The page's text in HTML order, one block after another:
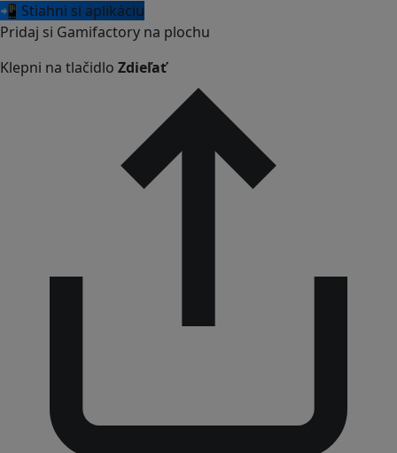
📲 Stiahni si aplikáciu
Pridaj si Gamifactory na plochu
Klepni na tlačidlo Zdieľať